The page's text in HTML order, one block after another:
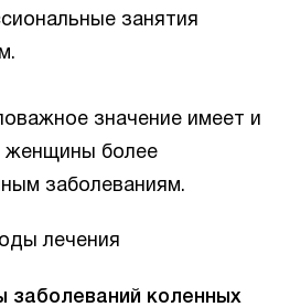
занятия
значение имеет и
женщины более
заболеваниям.
лечения
заболеваний коленных